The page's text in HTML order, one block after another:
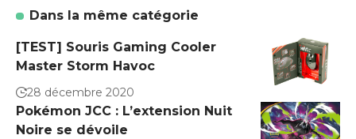
Dans la même catégorie
[TEST] Souris Gaming Cooler
Master Storm Havoc
28 décembre 2020
Pokémon JCC : L’extension Nuit
Noire se dévoile